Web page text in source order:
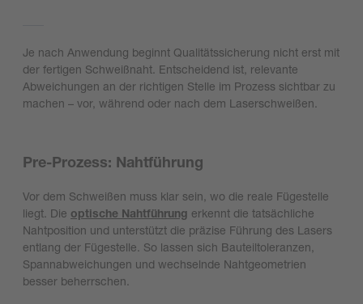
Je nach Anwendung beginnt Qualitätssicherung nicht erst mit
der fertigen Schweißnaht. Entscheidend ist, relevante
Abweichungen an der richtigen Stelle im Prozess sichtbar zu
machen – vor, während oder nach dem Laserschweißen.
Pre-Prozess: Nahtführung
Vor dem Schweißen muss klar sein, wo die reale Fügestelle
liegt. Die optische Nahtführung erkennt die tatsächliche
Nahtposition und unterstützt die präzise Führung des Lasers
entlang der Fügestelle. So lassen sich Bauteiltoleranzen,
Spannabweichungen und wechselnde Nahtgeometrien
besser beherrschen.